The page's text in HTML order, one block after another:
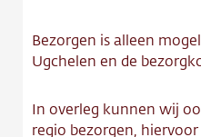
Verkooppunten
Bezorging
Bezorgen is alleen
Ugchelen en de
In overleg kunnen wij
regio bezorgen,